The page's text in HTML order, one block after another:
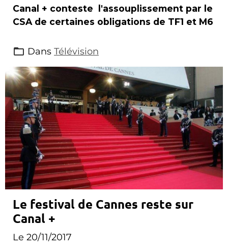
Canal + conteste l'assouplissement par le
CSA de certaines obligations de TF1 et M6
Dans Télévision
Le festival de Cannes reste sur
Canal +
Le 20/11/2017